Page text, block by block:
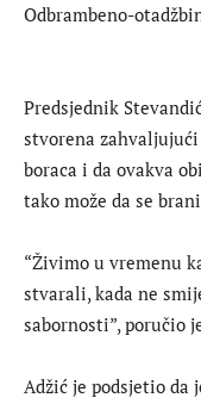
Odbrambeno-
Predsjednik
stvorena
boraca i da ovakva
tako može da se
“Živimo u vremenu
stvarali, kada ne
sabornosti”, poručio
Adžić je podsjetio da